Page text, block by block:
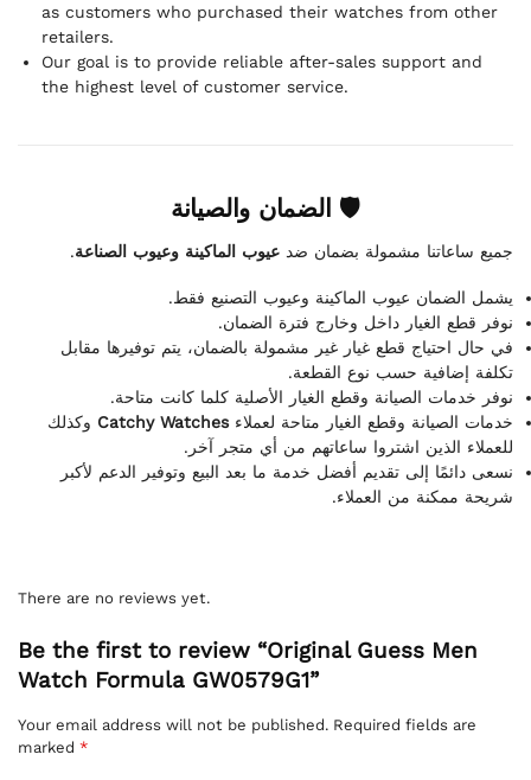
as customers who purchased their watches from other
retailers.
Our goal is to provide reliable after-sales support and
the highest level of customer service.
🛡 الضمان والصيانة
جميع ساعاتنا مشمولة بضمان ضد عيوب الماكينة وعيوب الصناعة.
يشمل الضمان عيوب الماكينة وعيوب التصنيع فقط.
نوفر قطع الغيار داخل وخارج فترة الضمان.
في حال احتياج قطع غيار غير مشمولة بالضمان، يتم توفيرها مقابل
تكلفة إضافية حسب نوع القطعة.
نوفر خدمات الصيانة وقطع الغيار الأصلية كلما كانت متاحة.
خدمات الصيانة وقطع الغيار متاحة لعملاءCatchy Watches وكذلك
للعملاء الذين اشتروا ساعاتهم من أي متجر آخر.
نسعى دائمًا إلى تقديم أفضل خدمة ما بعد البيع وتوفير الدعم لأكبر
شريحة ممكنة من العملاء.
There are no reviews yet.
Be the first to review “Original Guess Men
Watch Formula GW0579G1”
Your email address will not be published. Required fields are
marked *